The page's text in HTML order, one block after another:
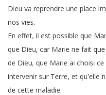
Dieu va reprendre une place
nos vies.
En effet, il est possible que
que Dieu, car Marie ne fait que
de Dieu, que Marie ai choisi ce
intervenir sur Terre, et qu'elle
de cette maladie.